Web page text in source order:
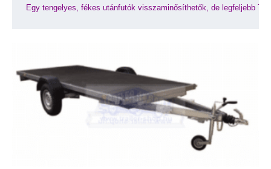
Egy tengelyes, fékes utánfutók visszaminősíthetők, de legfeljebb